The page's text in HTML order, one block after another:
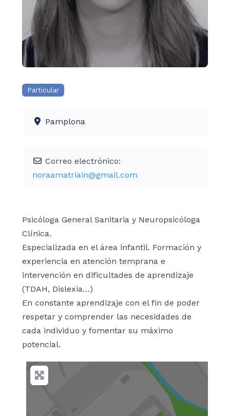
Particular
Pamplona
Correo electrónico:
noraamatriain@gmail.com
Psicóloga General Sanitaria y Neuropsicóloga
Clínica.
Especializada en el área infantil. Formación y
experiencia en atención temprana e
intervención en dificultades de aprendizaje
(TDAH, Dislexia…)
En constante aprendizaje con el fin de poder
respetar y comprender las necesidades de
cada individuo y fomentar su máximo
potencial.